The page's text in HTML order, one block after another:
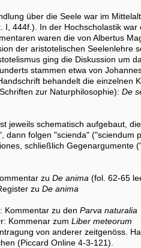
über die Seele war im
I, 444f.). In der Hochscholastik
waren die von Albertus
der aristotelischen Seelenlehre
ging die Diskussion um
stammen etwa von
behandelt die einzelnen
zur Naturphilosophie): De
jeweils schematisch aufgebaut,
dann folgen "scienda" ("sciendum
schließlich Gegenargumente
zu De anima (fol. 62-65
zu De anima
Kommentar zu den Parva naturalia
Kommenar zum Liber meteorum
von anderer zeitgenöss.
(Piccard Online 4-3-121).